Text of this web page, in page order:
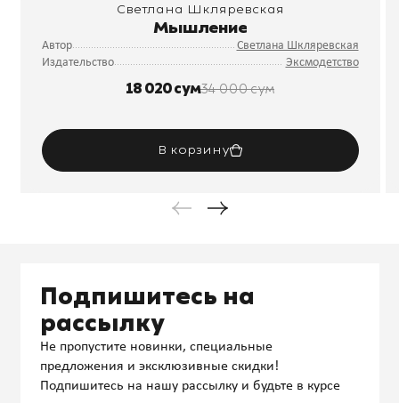
Светлана Шкляревская
Мышление
Автор
Светлана Шкляревская
Издательство
Эксмодетство
18 020 сум34 000 сум
В корзину
Подпишитесь на
рассылку
Не пропустите новинки, специальные
предложения и эксклюзивные скидки!
Подпишитесь на нашу рассылку и будьте в курсе